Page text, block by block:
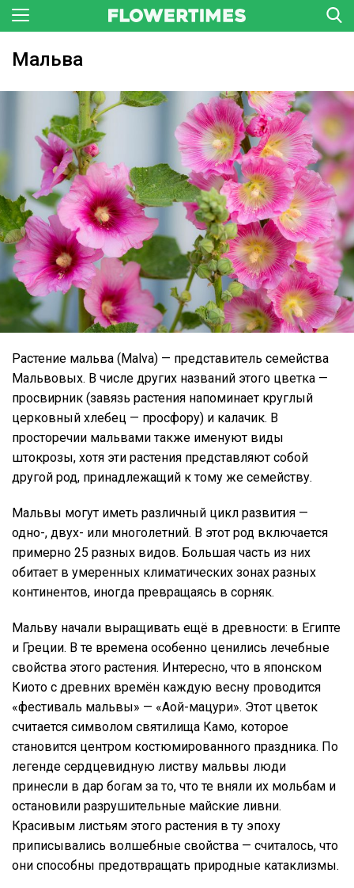
Мальва
Растение мальва (Malva) — представитель семейства
Мальвовых. В числе других названий этого цветка —
просвирник (завязь растения напоминает круглый
церковный хлебец — просфору) и калачик. В
просторечии мальвами также именуют виды
штокрозы, хотя эти растения представляют собой
другой род, принадлежащий к тому же семейству.
Мальвы могут иметь различный цикл развития —
одно-, двух- или многолетний. В этот род включается
примерно 25 разных видов. Большая часть из них
обитает в умеренных климатических зонах разных
континентов, иногда превращаясь в сорняк.
Мальву начали выращивать ещё в древности: в Египте
и Греции. В те времена особенно ценились лечебные
свойства этого растения. Интересно, что в японском
Киото с древних времён каждую весну проводится
«фестиваль мальвы» — «Аой-мацури». Этот цветок
считается символом святилища Камо, которое
становится центром костюмированного праздника. По
легенде сердцевидную листву мальвы люди
принесли в дар богам за то, что те вняли их мольбам и
остановили разрушительные майские ливни.
Красивым листьям этого растения в ту эпоху
приписывались волшебные свойства — считалось, что
они способны предотвращать природные катаклизмы.